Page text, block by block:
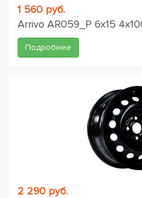
1 560 руб.
Arrivo AR059_P 6x15
Подробнее
2 290 руб.